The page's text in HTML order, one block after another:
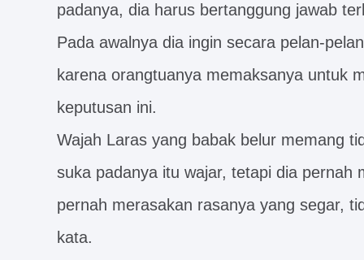
padanya, dia harus bertanggung jawab
Pada awalnya dia ingin secara pelan-
karena orangtuanya memaksanya untuk
keputusan ini.
Wajah Laras yang babak belur memang
suka padanya itu wajar, tetapi dia pernah
pernah merasakan rasanya yang segar,
kata.